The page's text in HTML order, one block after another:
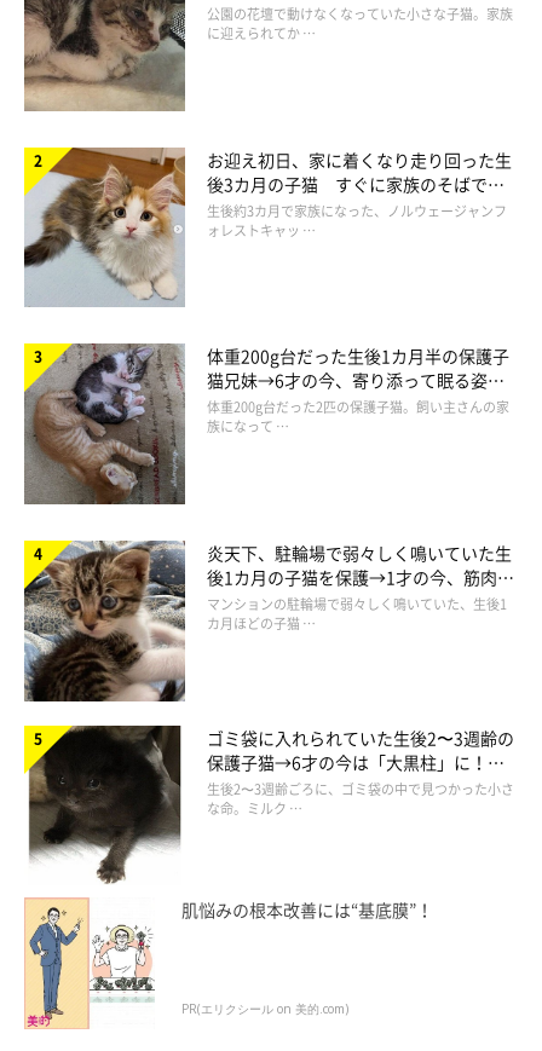
なかった」
「あまりの怖さに物陰に隠れてしまい出てこない。これが
避難しなければならないような事態のときはロスタイムに
「大きな地震でなかったのですが、猫様も初体験の地震だ
ったため、確保に手間取り、また猫を連れての避難ができ
るかわからず困りました」
「被災したわけではないですが、テレビから流れた緊急地
時間出てこなくなってしまった」
「名前を呼んでも、鳴き声がなく、どこに隠れているかわ
からず、足の踏み場を確保して部屋中を探し、散乱した室
内の隅で僅かな隙間でじっとしていた！」
ストレスで…
と“姉妹”のような関係に
公園の花壇で動けなくなっていた小さな子猫。家族
に迎えられてか …
お迎え初日、家に着くなり走り回った生
後3カ月の子猫 すぐに家族のそばで落
ち着く姿に「迎えてよかった」
生後約3カ月で家族になった、ノルウェージャンフ
ォレストキャッ …
体重200g台だった生後1カ月半の保護子
猫兄妹→6才の今、寄り添って眠る姿に
ほっこり！
体重200g台だった2匹の保護子猫。飼い主さんの家
族になって …
炎天下、駐輪場で弱々しく鳴いていた生
後1カ月の子猫を保護→1才の今、筋肉質
でツンデレなコに成長
マンションの駐輪場で弱々しく鳴いていた、生後1
カ月ほどの子猫 …
ゴミ袋に入れられていた生後2〜3週齢の
保護子猫→6才の今は「大黒柱」に！
美しい黒猫に成長した姿にグッとくる
生後2〜3週齢ごろに、ゴミ袋の中で見つかった小さ
な命。ミルク …
肌悩みの根本改善には“基底膜”！
PR(エリクシール on 美的.com)